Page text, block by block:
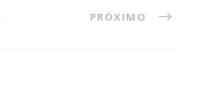
PRÓXIMO